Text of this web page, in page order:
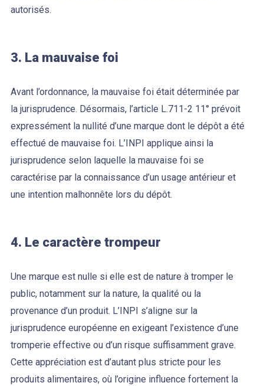
autorisés.
3. La mauvaise foi
Avant l’ordonnance, la mauvaise foi était déterminée par
la jurisprudence. Désormais, l’article L.711-2 11° prévoit
expressément la nullité d’une marque dont le dépôt a été
effectué de mauvaise foi. L’INPI applique ainsi la
jurisprudence selon laquelle la mauvaise foi se
caractérise par la connaissance d’un usage antérieur et
une intention malhonnête lors du dépôt.
4. Le caractère trompeur
Une marque est nulle si elle est de nature à tromper le
public, notamment sur la nature, la qualité ou la
provenance d’un produit. L’INPI s’aligne sur la
jurisprudence européenne en exigeant l’existence d’une
tromperie effective ou d’un risque suffisamment grave.
Cette appréciation est d’autant plus stricte pour les
produits alimentaires, où l’origine influence fortement la